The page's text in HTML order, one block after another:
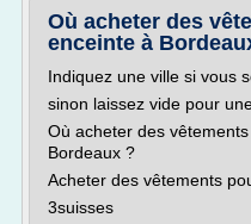
Où acheter des
enceinte à
Indiquez une ville si vous
sinon laissez vide pour
Où acheter des
Bordeaux ?
Acheter des vêtements
3suisses